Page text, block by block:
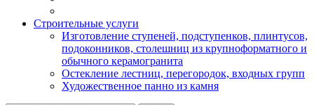
Строительные услуги
Изготовление ступеней, подступенков, плинтусов,
подоконников, столешниц из крупноформатного и
обычного керамогранита
Остекление лестниц, перегородок, входных групп
Художественное панно из камня